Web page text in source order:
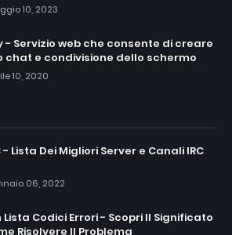
10, 2023
- Servizio web che consente di creare
chat e condivisione dello schermo
10, 2020
- Lista Dei Migliori Server e Canali IRC
06, 2022
Lista Codici Errori - Scopri Il Significato
Risolvere Il Problema